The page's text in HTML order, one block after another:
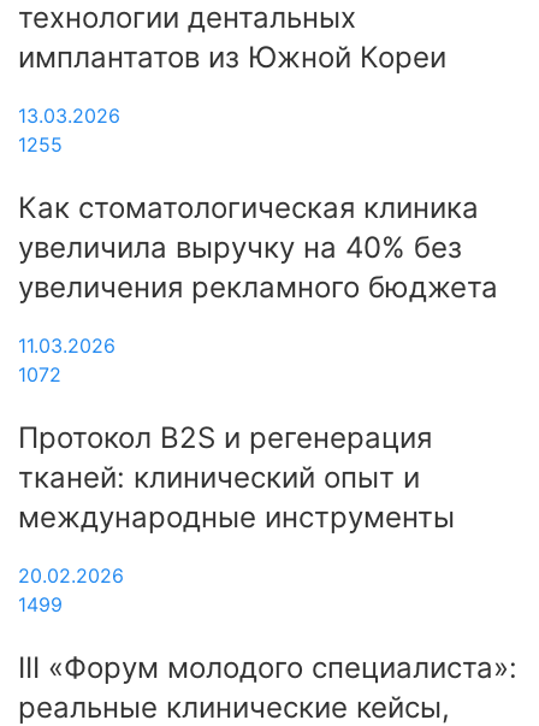
технологии дентальных
имплантатов из Южной Кореи
13.03.2026
1255
Как стоматологическая клиника
увеличила выручку на 40% без
увеличения рекламного бюджета
11.03.2026
1072
Протокол B2S и регенерация
тканей: клинический опыт и
международные инструменты
20.02.2026
1499
III «Форум молодого специалиста»:
реальные клинические кейсы,